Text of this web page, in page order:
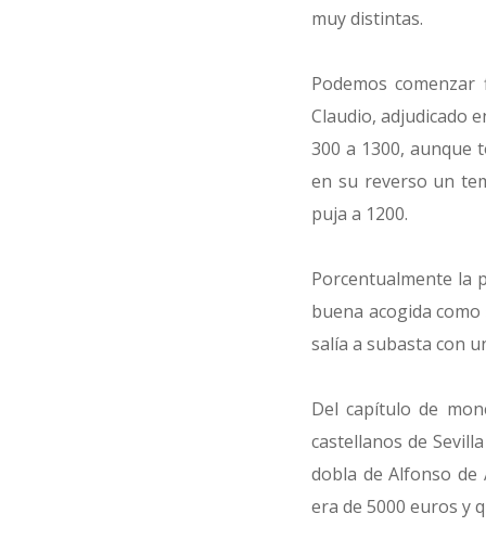
muy distintas.
Podemos
Claudio, adjudicado
300 a 1300, aunque
en su reverso un
puja a 1200.
Porcentualmente la
buena acogida
salía a subasta con
Del capítulo de
castellanos de
dobla de Alfonso de
era de 5000 euros y